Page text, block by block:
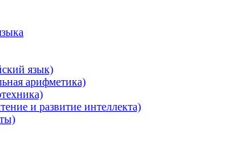
язык)
арифметика)
и развитие интеллекта)